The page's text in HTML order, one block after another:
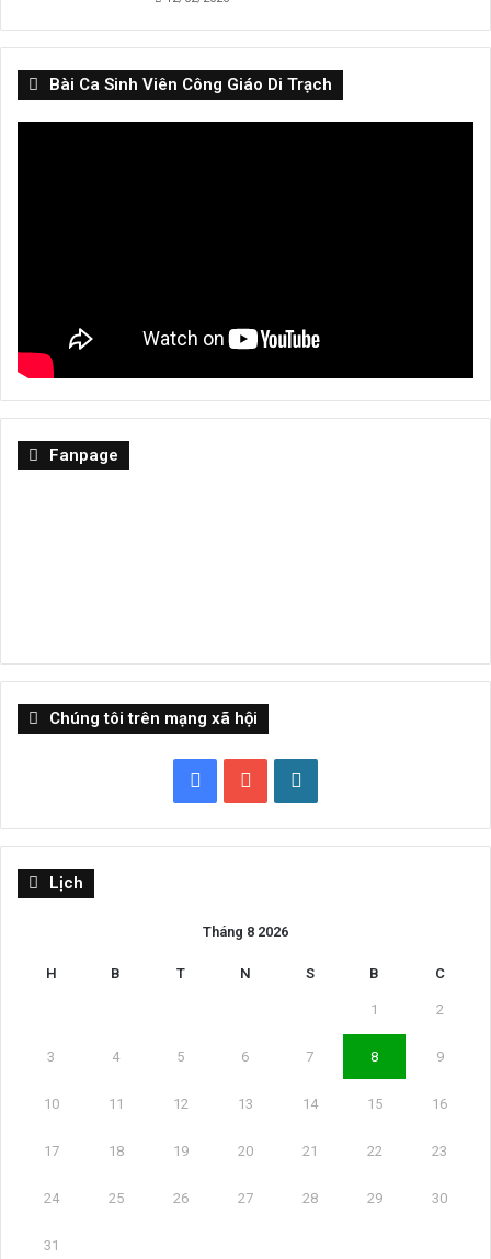
Bài Ca Sinh Viên Công Giáo Di Trạch
Fanpage
Chúng tôi trên mạng xã hội
FacebookYouTube
Lịch
Tháng 8 2026
H B T N S B C
1 2
3 4 5 6 7 8 9
10 11 12 13 14 15 16
17 18 19 20 21 22 23
24 25 26 27 28 29 30
31